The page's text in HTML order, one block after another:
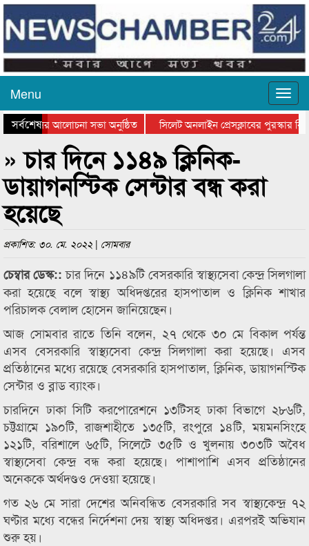
Menu
সর্বশেষ
দিবসের আলোচনা সভা অনুষ্ঠিত
সিলেট অনলাইন প্রেসক্লাবের পুরস্কার
সভা ও সম্মাননা প্রদান
কানাইঘাটের কিশোর আহাদের খুনি
» চার দিনে ১১৪৯ ক্লিনিক-
ডায়াগনস্টিক সেন্টার বন্ধ করা
হয়েছে
প্রকাশিত: ৩০. মে. ২০২২ | সোমবার
চেম্বার ডেস্ক::চার দিনে ১১৪৯টি বেসরকারি স্বাস্থ্যসেবা কেন্দ্র সিলগালা
করা হয়েছে বলে স্বাস্থ্য অধিদপ্তরের হাসপাতাল ও ক্লিনিক শাখার
পরিচালক বেলাল হোসেন জানিয়েছেন।
আজ সোমবার রাতে তিনি বলেন, ২৭ থেকে ৩০ মে বিকাল পর্যন্ত
এসব বেসরকারি স্বাস্থ্যসেবা কেন্দ্র সিলগালা করা হয়েছে। এসব
প্রতিষ্ঠানের মধ্যে রয়েছে বেসরকারি হাসপাতাল, ক্লিনিক, ডায়াগনস্টিক
সেন্টার ও ব্লাড ব্যাংক।
চারদিনে ঢাকা সিটি করপোরেশনে ১৩টিসহ ঢাকা বিভাগে ২৮৬টি,
চট্টগ্রামে ১৯০টি, রাজশাহীতে ১৩৫টি, রংপুরে ১৪টি, ময়মনসিংহে
১২১টি, বরিশালে ৬৫টি, সিলেটে ৩৫টি ও খুলনায় ৩০৩টি অবৈধ
স্বাস্থ্যসেবা কেন্দ্র বন্ধ করা হয়েছে। পাশাপাশি এসব প্রতিষ্ঠানের
অনেককে অর্থদণ্ডও দেওয়া হয়েছে।
গত ২৬ মে সারা দেশের অনিবন্ধিত বেসরকারি সব স্বাস্থ্যকেন্দ্র ৭২
ঘণ্টার মধ্যে বন্ধের নির্দেশনা দেয় স্বাস্থ্য অধিদপ্তর। এরপরই অভিযান
শুরু হয়।